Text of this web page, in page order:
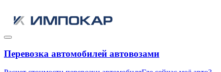
Перевозка автомобилей автовозами